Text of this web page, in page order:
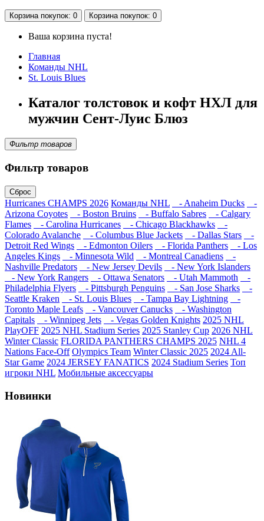
Корзина покупок: 0 Корзина покупок: 0
Ваша корзина пуста!
Главная
Команды NHL
St. Louis Blues
Каталог толстовок и кофт НХЛ для
мужчин Сент-Луис Блюз
Фильтр товаров
Фильтр товаров
Сброс
Hurricanes CHAMPS 2026 Команды NHL - Anaheim Ducks
-
Arizona Coyotes
- Boston Bruins - Buffalo Sabres
- Calgary
Flames
- Carolina Hurricanes - Chicago Blackhawks
-
Colorado Avalanche
- Columbus Blue Jackets - Dallas Stars
-
Detroit Red Wings
- Edmonton Oilers - Florida Panthers
- Los
Angeles Kings
- Minnesota Wild - Montreal Canadiens
-
Nashville Predators
- New Jersey Devils
- New York Islanders
- New York Rangers
- Ottawa Senators - Utah Mammoth
-
Philadelphia Flyers
- Pittsburgh Penguins - San Jose Sharks
-
Seattle Kraken
- St. Louis Blues - Tampa Bay Lightning
-
Toronto Maple Leafs
- Vancouver Canucks
- Washington
Capitals
- Winnipeg Jets - Vegas Golden Knights 2025 NHL
PlayOFF 2025 NHL Stadium Series 2025 Stanley Cup 2026 NHL
Winter Classic FLORIDA PANTHERS CHAMPS 2025 NHL 4
Nations Face-Off Olympics Team Winter Classic 2025 2024 All-
Star Game 2024 JERSEY FANATICS 2024 Stadium Series Топ
игроки NHL Мобильные аксессуары
Новинки